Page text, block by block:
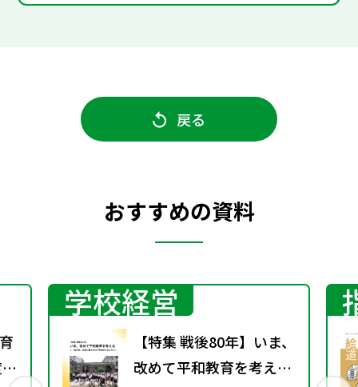
戻る
おすすめの資料
学校経営
【特集 戦後80年】いま、
改めて平和教育を考え